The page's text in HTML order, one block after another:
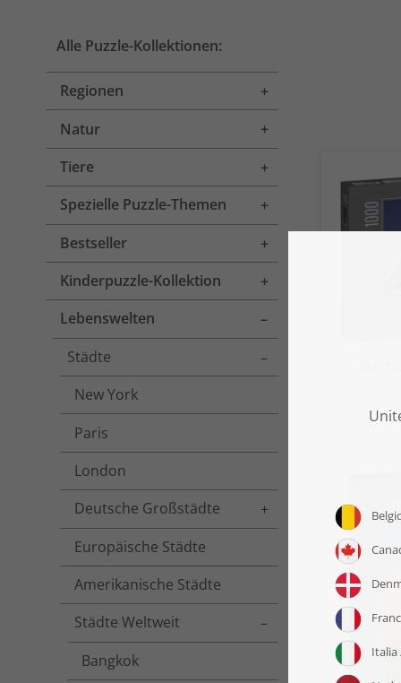
Alle Puzzle-Kollektionen:
Regionen
Toggle menu
Natur
Toggle menu
Tiere
Toggle menu
Spezielle Puzzle-Themen
Toggle menu
Bestseller
Toggle menu
Kinderpuzzle-Kollektion
Toggle menu
Lebenswelten
Toggle menu
Städte
Toggle menu
New York
Paris
London
Deutsche Großstädte
Toggle menu
Europäische Städte
Amerikanische Städte
Städte Weltweit
Toggle menu
Bangkok